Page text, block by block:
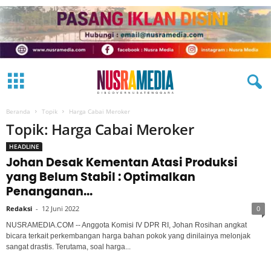
Beranda Topik Harga Cabai Meroker
Topik: Harga Cabai Meroker
HEADLINE
Johan Desak Kementan Atasi Produksi
yang Belum Stabil : Optimalkan
Penanganan...
Redaksi - 12 Juni 2022 0
NUSRAMEDIA.COM -- Anggota Komisi IV DPR RI, Johan Rosihan angkat
bicara terkait perkembangan harga bahan pokok yang dinilainya melonjak
sangat drastis. Terutama, soal harga...